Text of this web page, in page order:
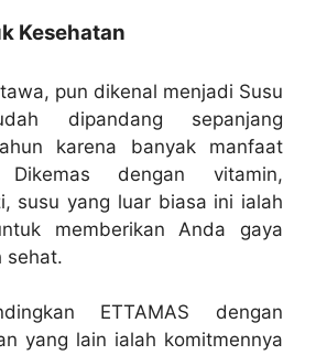
Kesehatan
pun dikenal menjadi Susu
dipandang sepanjang
karena banyak manfaat
Dikemas dengan vitamin,
susu yang luar biasa ini ialah
memberikan Anda gaya
sehat.
ETTAMAS dengan
yang lain ialah komitmennya